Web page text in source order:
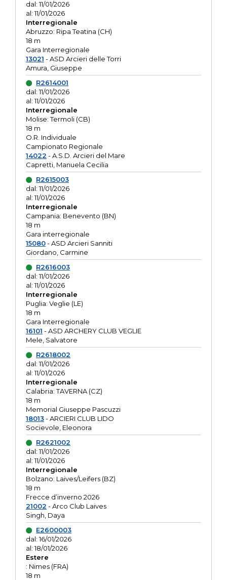
dal: 11/01/2026
al: 11/01/2026
Interregionale
Abruzzo: Ripa Teatina (CH)
18 m
Gara Interregionale
13021 - ASD Arcieri delle Torri
Amura, Giuseppe
R2614001
dal: 11/01/2026
al: 11/01/2026
Interregionale
Molise: Termoli (CB)
18 m
O.R. Individuale
Campionato Regionale
14022 - A.S.D. Arcieri del Mare
Capretti, Manuela Cecilia
R2615003
dal: 11/01/2026
al: 11/01/2026
Interregionale
Campania: Benevento (BN)
18 m
Gara interregionale
15080- ASD Arcieri Sanniti
Giordano, Carmine
R2616003
dal: 11/01/2026
al: 11/01/2026
Interregionale
Puglia: Veglie (LE)
18 m
Gara Interregionale
16101 - ASD ARCHERY CLUB VEGLIE
Mele, Salvatore
R2618002
dal: 11/01/2026
al: 11/01/2026
Interregionale
Calabria: TAVERNA (CZ)
18 m
Memorial Giuseppe Pascuzzi
18013- ARCIERI CLUB LIDO
Socievole, Eleonora
R2621002
dal: 11/01/2026
al: 11/01/2026
Interregionale
Bolzano: Laives/Leifers (BZ)
18 m
Frecce d’inverno 2026
21002 - Arco Club Laives
Singh, Daya
E2600003
dal: 16/01/2026
al: 18/01/2026
Estere
: Nimes (FRA)
18 m